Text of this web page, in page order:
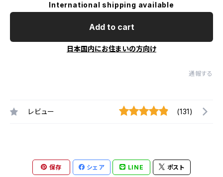
International shipping available
Add to cart
日本国内にお住まいの方向け
通報する
レビュー (131)
保存 シェア LINE ポスト